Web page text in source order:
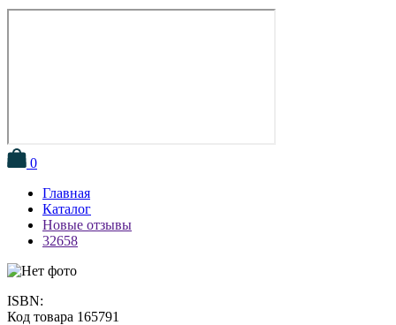
0
Главная
Каталог
Новые отзывы
32658
ISBN:
Код товара 165791